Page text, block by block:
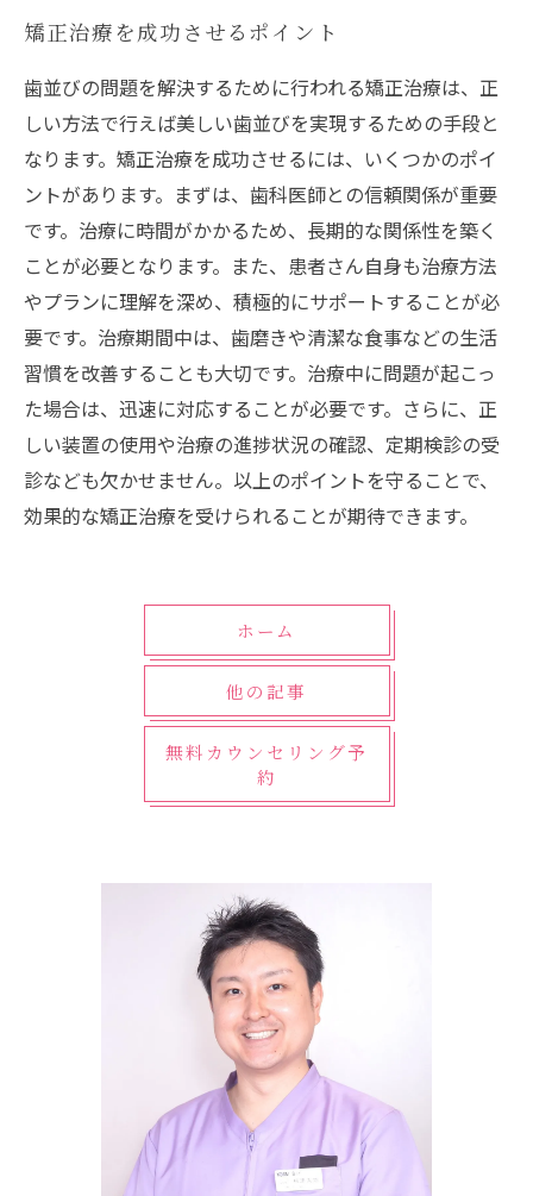
矯正治療を成功させるポイント
歯並びの問題を解決するために行われる矯正治療は、正
しい方法で行えば美しい歯並びを実現するための手段と
なります。矯正治療を成功させるには、いくつかのポイ
ントがあります。まずは、歯科医師との信頼関係が重要
です。治療に時間がかかるため、長期的な関係性を築く
ことが必要となります。また、患者さん自身も治療方法
やプランに理解を深め、積極的にサポートすることが必
要です。治療期間中は、歯磨きや清潔な食事などの生活
習慣を改善することも大切です。治療中に問題が起こっ
た場合は、迅速に対応することが必要です。さらに、正
しい装置の使用や治療の進捗状況の確認、定期検診の受
診なども欠かせません。以上のポイントを守ることで、
効果的な矯正治療を受けられることが期待できます。
ホーム
他の記事
無料カウンセリング予
約